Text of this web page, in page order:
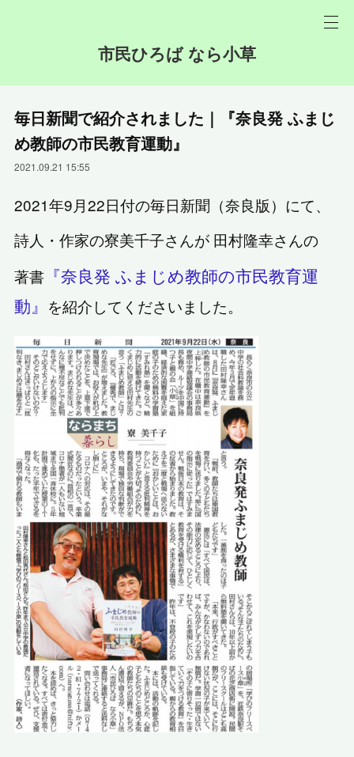
市民ひろば なら小草
毎日新聞で紹介されました｜『奈良発 ふまじ
め教師の市民教育運動』
2021.09.21 15:55
2021年9月22日付の毎日新聞（奈良版）にて、
詩人・作家の寮美千子さんが 田村隆幸さんの
著書 『奈良発 ふまじめ教師の市民教育運
動』 を紹介してくださいました。